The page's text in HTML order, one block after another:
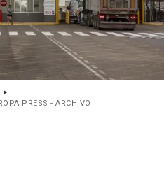
PRESS - ARCHIVO